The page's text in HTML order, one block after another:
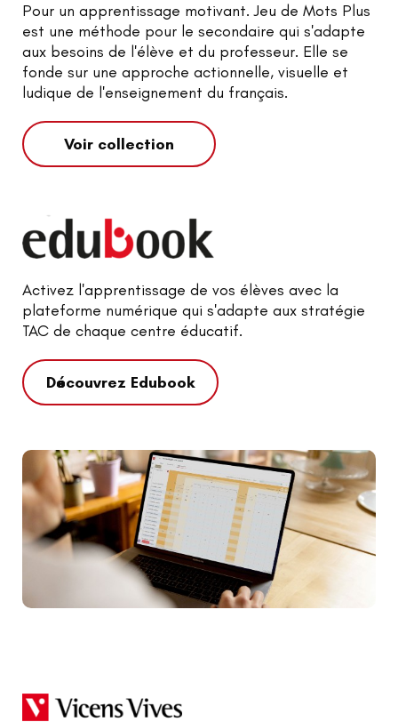
Pour un apprentissage motivant. Jeu de Mots Plus
est une méthode pour le secondaire qui s'adapte
aux besoins de l'élève et du professeur. Elle se
fonde sur une approche actionnelle, visuelle et
ludique de l'enseignement du français.
Voir collection
Activez l'apprentissage de vos élèves avec la
plateforme numérique qui s'adapte aux stratégie
TAC de chaque centre éducatif.
Découvrez Edubook